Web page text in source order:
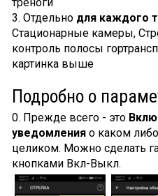
3. Отдельно для каждого
Стационарные камеры,
контроль полосы
картинка выше
Подробно о
0. Прежде всего - это
уведомленияо каком либо
целиком. Можно сделать
кнопками Вкл-Выкл.